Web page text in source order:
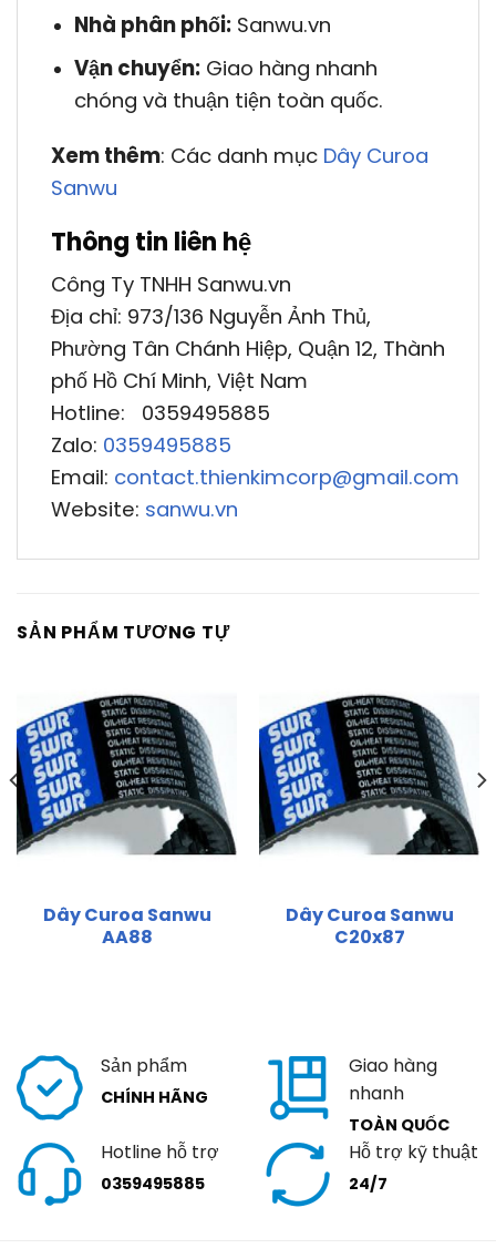
Nhà phân phối:Sanwu.vn
Vận chuyển:Giao hàng nhanh
chóng và thuận tiện toàn quốc.
Xem thêm: Các danh mục Dây Curoa
Sanwu
Thông tin liên hệ
Công Ty TNHH Sanwu.vn
Địa chỉ: 973/136 Nguyễn Ảnh Thủ,
Phường Tân Chánh Hiệp, Quận 12, Thành
phố Hồ Chí Minh, Việt Nam
Hotline: 0359495885
Zalo: 0359495885
Email: contact.thienkimcorp@gmail.com
Website: sanwu.vn
SẢN PHẨM TƯƠNG TỰ
Dây Curoa Sanwu
AA88
Dây Curoa Sanwu
C20x87
Sản phẩm
CHÍNH HÃNG
Giao hàng
nhanh
TOÀN QUỐC
Hotline hỗ trợ
0359495885
Hỗ trợ kỹ thuật
24/7